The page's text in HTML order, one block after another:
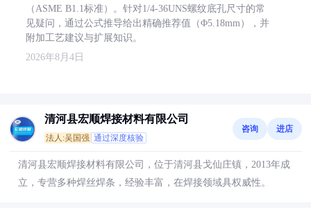
（ASME B1.1标准）。针对1/4-36UNS螺纹底孔尺寸的常
见疑问，通过公式推导给出精确推荐值（Φ5.18mm），并
附加工艺建议与扩展知识。
2026年8月4日
清河县宏顺焊接材料有限公司
法人:吴国强 通过深度核验
咨询 进店
清河县宏顺焊接材料有限公司，位于清河县戈仙庄镇，2013年成
立，专营多种焊丝焊条，经验丰富，在焊接领域具权威性。